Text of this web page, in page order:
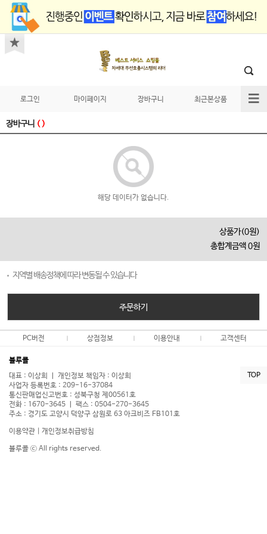
로그인 마이페이지 장바구니 최근본상품
장바구니 ( )
해당 데이터가 없습니다.
상품가(0원)
총합계금액 0원
지역별 배송정책에 따라 변동될 수 있습니다
주문하기
PC버전 상점정보 이용안내 고객센터
블루콜
대표 : 이상희 ㅣ 개인정보 책임자 : 이상희
사업자 등록번호 : 209-16-37084
통신판매업신고번호 : 성북구청 제00561호
전화 : 1670-3645 ㅣ 팩스 : 0504-270-3645
주소 : 경기도 고양시 덕양구 삼원로 63 아크비즈 FB101호
이용약관 개인정보취급방침
블루콜 ⓒ All rights reserved.
TOP